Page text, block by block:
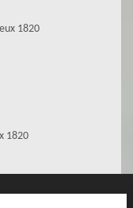
1820
1820